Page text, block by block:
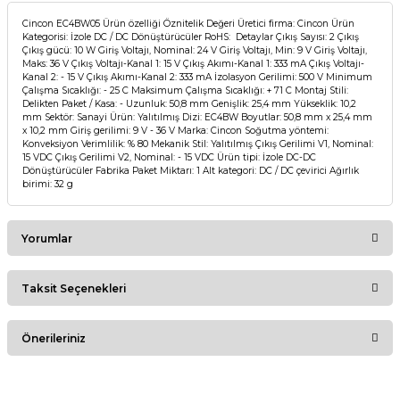
Cincon EC4BW05 Ürün özelliği Öznitelik Değeri Üretici firma: Cincon Ürün
Kategorisi: İzole DC / DC Dönüştürücüler RoHS: Detaylar Çıkış Sayısı: 2 Çıkış
Çıkış gücü: 10 W Giriş Voltajı, Nominal: 24 V Giriş Voltajı, Min: 9 V Giriş Voltajı,
Maks: 36 V Çıkış Voltajı-Kanal 1: 15 V Çıkış Akımı-Kanal 1: 333 mA Çıkış Voltajı-
Kanal 2: - 15 V Çıkış Akımı-Kanal 2: 333 mA İzolasyon Gerilimi: 500 V Minimum
Çalışma Sıcaklığı: - 25 C Maksimum Çalışma Sıcaklığı: + 71 C Montaj Stili:
Delikten Paket / Kasa: - Uzunluk: 50,8 mm Genişlik: 25,4 mm Yükseklik: 10,2
mm Sektör: Sanayi Ürün: Yalıtılmış Dizi: EC4BW Boyutlar: 50,8 mm x 25,4 mm
x 10,2 mm Giriş gerilimi: 9 V - 36 V Marka: Cincon Soğutma yöntemi:
Konveksiyon Verimlilik: % 80 Mekanik Stil: Yalıtılmış Çıkış Gerilimi V1, Nominal:
15 VDC Çıkış Gerilimi V2, Nominal: - 15 VDC Ürün tipi: İzole DC-DC
Dönüştürücüler Fabrika Paket Miktarı: 1 Alt kategori: DC / DC çevirici Ağırlık
birimi: 32 g
Yorumlar
Bu ürüne ilk yorumu siz yapın!
Taksit Seçenekleri
Önerileriniz